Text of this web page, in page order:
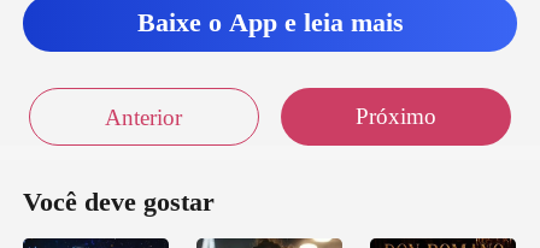
Baixe o App e leia mais
Anterior Próximo
Você deve gostar